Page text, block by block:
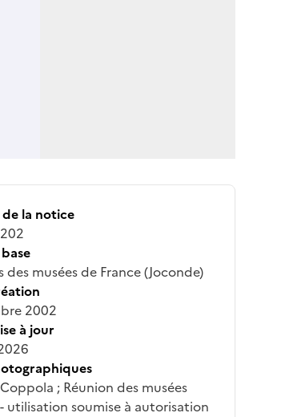
la notice
des musées de France (Joconde)
2002
à jour
; Réunion des musées
utilisation soumise à autorisation